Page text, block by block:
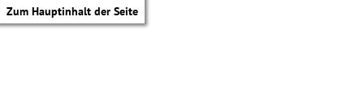
Zum Hauptinhalt der Seite